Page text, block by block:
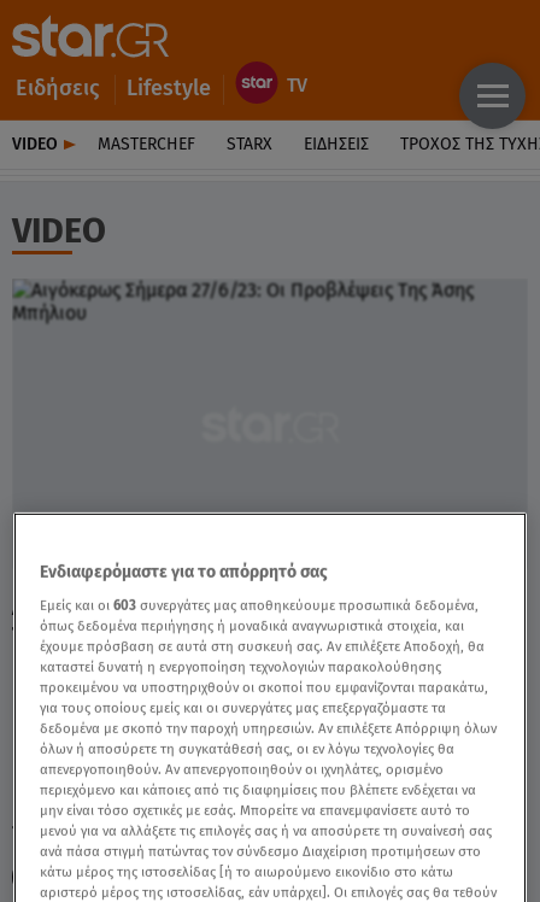
Ειδήσεις Lifestyle
VIDEO MASTERCHEF STARX ΕΙΔΉΣΕΙΣ ΤΡΟΧΌΣ ΤΗΣ
VIDEO
Αιγόκερως Σήμερα 27/6/23: Οι Προβλέψεις
Της Άσης Μπήλιου - Video
TAGS: ΑΙΓΟΚΕΡΩΣ ΖΩΔΙΑ ΖΩΔΙΑ ΣΗΜΕΡΑ
ΑΣΗ ΜΠΗΛΙΟΥ
ΖΩΔΙΑ ΑΣΗ ΜΠΗΛΙΟΥ
Ενδιαφερόμαστε για το απόρρητό σας
Εμείς και οι603 συνεργάτες μας αποθηκεύουμε προσωπικά δεδομένα,
όπως δεδομένα περιήγησης ή μοναδικά αναγνωριστικά στοιχεία, και
έχουμε πρόσβαση σε αυτά στη συσκευή σας. Αν επιλέξετε Αποδοχή, θα
καταστεί δυνατή η ενεργοποίηση τεχνολογιών παρακολούθησης
προκειμένου να υποστηριχθούν οι σκοποί που εμφανίζονται παρακάτω,
για τους οποίους εμείς και οι συνεργάτες μας επεξεργαζόμαστε τα
δεδομένα με σκοπό την παροχή υπηρεσιών. Αν επιλέξετε Απόρριψη όλων
όλων ή αποσύρετε τη συγκατάθεσή σας, οι εν λόγω τεχνολογίες θα
απενεργοποιηθούν. Αν απενεργοποιηθούν οι ιχνηλάτες, ορισμένο
περιεχόμενο και κάποιες από τις διαφημίσεις που βλέπετε ενδέχεται να
μην είναι τόσο σχετικές με εσάς. Μπορείτε να επανεμφανίσετε αυτό το
μενού για να αλλάξετε τις επιλογές σας ή να αποσύρετε τη συναίνεσή σας
ανά πάσα στιγμή πατώντας τον σύνδεσμο Διαχείριση προτιμήσεων στο
κάτω μέρος της ιστοσελίδας [ή το αιωρούμενο εικονίδιο στο κάτω
αριστερό μέρος της ιστοσελίδας, εάν υπάρχει]. Οι επιλογές σας θα τεθούν